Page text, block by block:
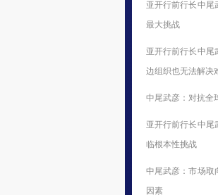
亚开行前行长中尾
最大挑战
亚开行前行长中尾
边组织也无法解决
中尾武彦：对抗全
亚开行前行长中尾
临根本性挑战
中尾武彦：市场取
因素